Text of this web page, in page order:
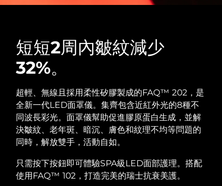
短短2周內皺紋減少
32%。
超輕、無線且採用柔性矽膠製成的FAQ™ 202，是
全新一代LED面罩儀。集齊包含近紅外光的8種不
同波長彩光。面罩儀幫助促進膠原蛋白生成，並解
決皺紋、老年斑、暗沉、膚色和紋理不均等問題的
同時，解放雙手，活動自如。
只需按下按鈕即可體驗SPA級LED面部護理。搭配
使用FAQ™ 102，打造完美的瑞士抗衰美護。
LUNA™ 4 套裝
Anti-aging massage
Massage, LED heating
BEAR™ 2 套裝
Microcurrent toning
Microcurrent toning on-the-go
補水保濕
UFO™ 3 套裝
Deep facial hydration
口腔護理
issa™ 4
Hybrid silicone sonic toothbrush
FAQ™ 抗老護理
奧地利 預計送達日期
巴林
比利時 8/10/26
百慕達 預計送達日期8/16/26
波士尼亞與赫塞哥維納 預計送達日期8/13/26
汶萊
保加利亞 預計送達日期